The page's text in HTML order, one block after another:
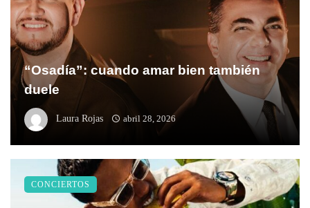
“Osadía”: cuando amar bien también
duele
Laura Rojas abril 28, 2026
CONCIERTOS